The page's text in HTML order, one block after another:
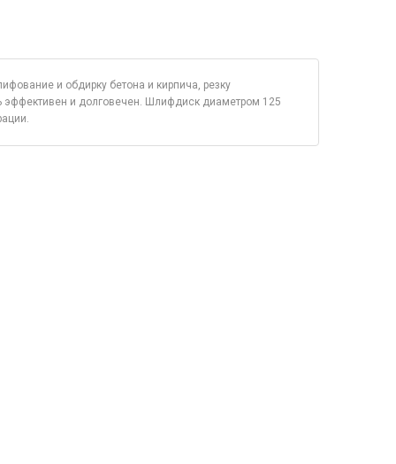
и обдирку бетона и кирпича, резку
эффективен и долговечен. Шлифдиск диаметром 125